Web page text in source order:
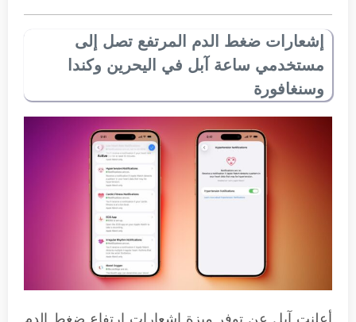
إشعارات ضغط الدم المرتفع تصل إلى
مستخدمي ساعة آبل في اليحرين وكندا
وسنغافورة